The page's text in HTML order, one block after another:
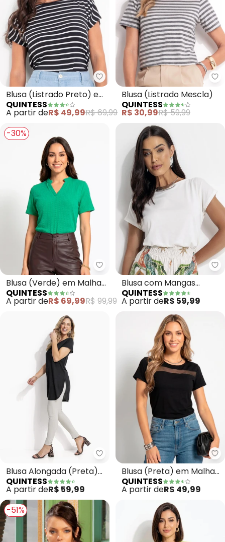
Quintess - Blusa (Listrado
Blusa (Listrado Preto) em
Meia Malha Listrada
QUINTESS
A partir deR$ 49,99R$ 69,99
Blusa (Listrado Mescla)
QUINTESS
R$ 30,99R$ 59,99
-30%
Quintess - Blusa (Verde) em
Blusa (Verde) em Malha
Tricô Texturizada
QUINTESS
A partir deR$ 69,99R$ 99,99
Blusa com Mangas
Curtas (Off White)
QUINTESS
A partir deR$ 59,99
Quintess - Blusa Alongada
Blusa Alongada (Preta)
com Barra
Arrendondada
QUINTESS
A partir deR$ 59,99
Blusa (Preta) em Malha
de Viscose
QUINTESS
A partir deR$ 49,99
-51%